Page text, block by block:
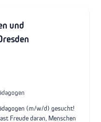
und
(m/w/d) gesucht!
Freude daran, Menschen